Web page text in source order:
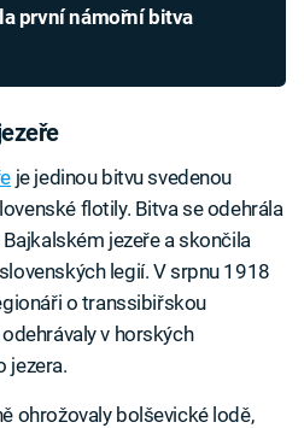
první námořní bitva
je jedinou bitvu svedenou
flotily. Bitva se odehrála
jezeře a skončila
legií. V srpnu 1918
o transsibiřskou
v horských
jezera.
ohrožovaly bolševické lodě,